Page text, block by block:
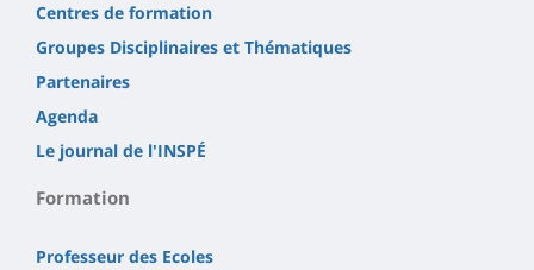
Centres de formation
Groupes Disciplinaires et Thématiques
Partenaires
Agenda
Le journal de l'INSPÉ
Formation
Professeur des Ecoles